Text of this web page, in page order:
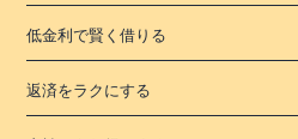
低金利で賢く借りる
返済をラクにする